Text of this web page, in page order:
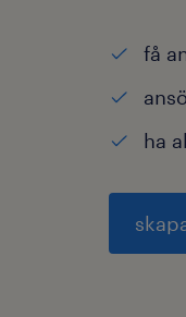
få
ha